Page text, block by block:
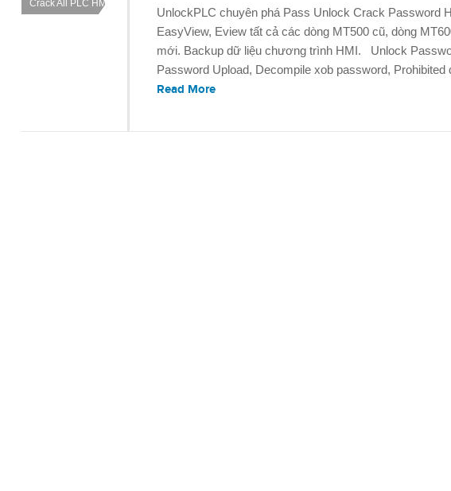
Crack All PLC HMI
UnlockPLC chuyên phá Pass Unlock Crack Password
EasyView, Eview tất cả các dòng MT500 cũ, dòng
mới. Backup dữ liệu chương trình HMI. Unlock
Password Upload, Decompile xob password,
Read More